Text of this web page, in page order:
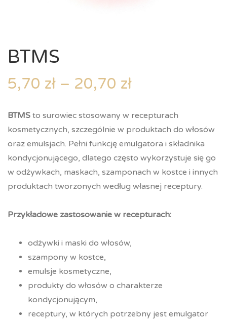
BTMS
5,70 zł – 20,70 zł
BTMS to surowiec stosowany w recepturach
kosmetycznych, szczególnie w produktach do włosów
oraz emulsjach. Pełni funkcję emulgatora i składnika
kondycjonującego, dlatego często wykorzystuje się go
w odżywkach, maskach, szamponach w kostce i innych
produktach tworzonych według własnej receptury.
Przykładowe zastosowanie w recepturach:
odżywki i maski do włosów,
szampony w kostce,
emulsje kosmetyczne,
produkty do włosów o charakterze
kondycjonującym,
receptury, w których potrzebny jest emulgator